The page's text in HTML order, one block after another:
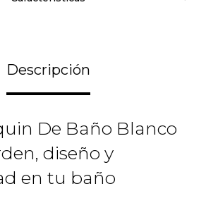
Descripción
De Baño Blanco
diseño y
en tu baño